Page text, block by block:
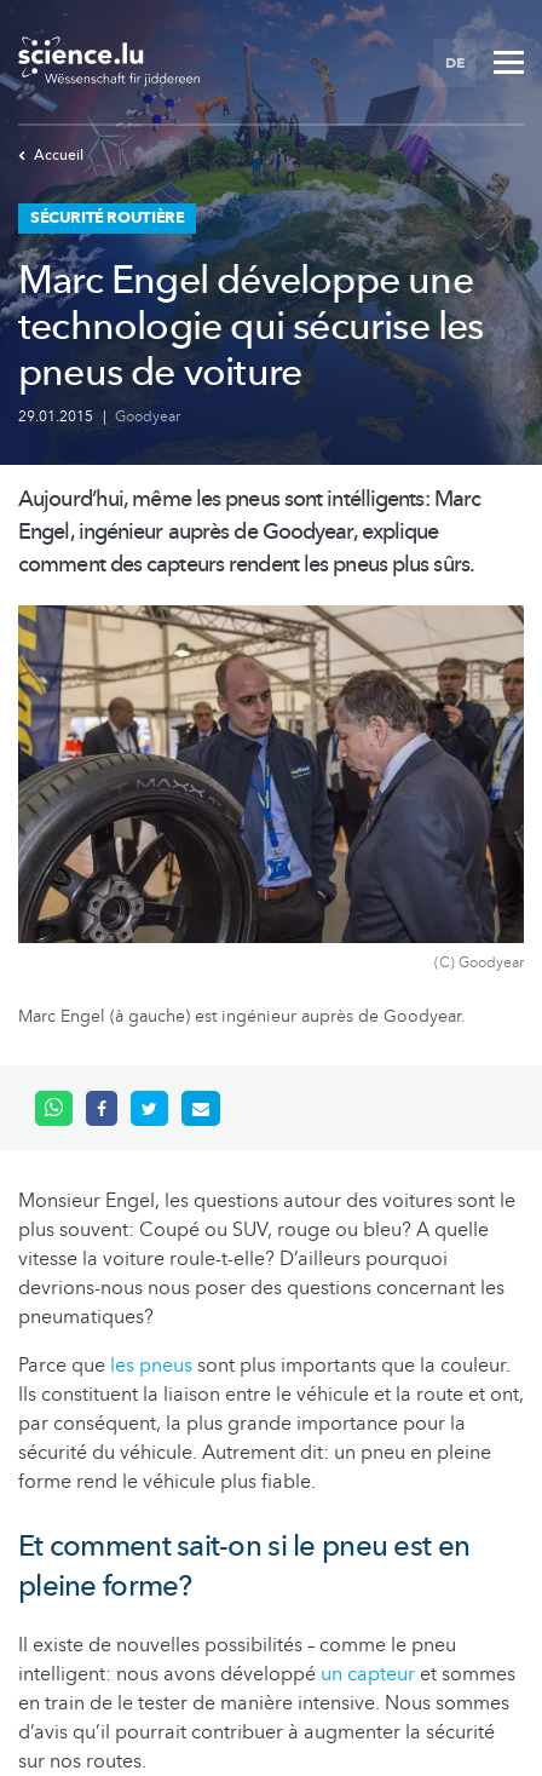
Skip
main
content
DE
Accueil
SÉCURITÉ ROUTIÈRE
Marc Engel développe une
technologie qui sécurise les
pneus de voiture
29.01.2015 | Goodyear
Aujourd’hui,même les pneus sontintélligents:Marc
Engel, ingénieur auprès de Goodyear, explique
comment des capteurs rendent les pneus plus sûrs.
(C) Goodyear
Marc Engel (à gauche) est ingénieur auprès de Goodyear.
Monsieur Engel, les questions autour des voitures sont le
plus souvent: Coupé ou SUV, rouge ou bleu? A quelle
vitesse la voiture roule-t-elle? D’ailleurs pourquoi
devrions-nous nous poser des questions concernant les
pneumatiques?
Parce que les pneussont plus importants que la couleur.
Ils constituent la liaison entre le véhicule et la route et ont,
par conséquent, la plus grande importance pour la
sécurité du véhicule. Autrement dit: un pneu en pleine
forme rend le véhicule plus fiable.
Et comment sait-on si le pneu est en
pleine forme?
Il existe de nouvelles possibilités – comme le pneu
intelligent: nous avons développé un capteur et sommes
en train de le tester de manière intensive. Nous sommes
d’avis qu’il pourrait contribuer à augmenter la sécurité
sur nos routes.